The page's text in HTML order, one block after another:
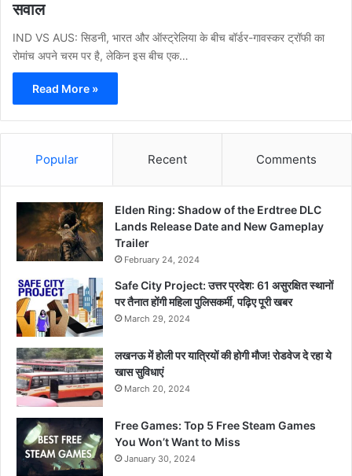
सवाल
IND VS AUS: सिडनी, भारत और ऑस्ट्रेलिया के बीच बॉर्डर-गावस्कर ट्रॉफी का
रोमांच अपने चरम पर है, लेकिन इस बीच एक…
Read More »
Popular Recent Comments
Elden Ring: Shadow of the Erdtree DLC
Lands Release Date and New Gameplay
Trailer
February 24, 2024
Safe City Project: उत्तर प्रदेश: 61 असुरक्षित स्थानों
पर तैनात होंगी महिला पुलिसकर्मी, पढ़िए पूरी खबर
March 29, 2024
लखनऊ में होली पर यात्रियों की होगी मौज! रोडवेज दे रहा ये
खास सुविधाएं
March 20, 2024
Free Games: Top 5 Free Steam Games
You Won’t Want to Miss
January 30, 2024